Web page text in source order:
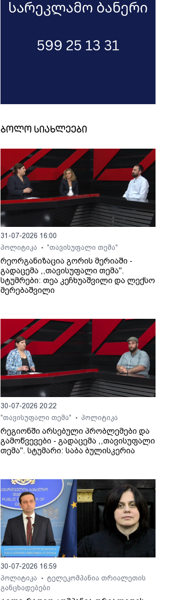
ბოლო სიახლეები
31-07-2026 16:00
პოლიტიკა
• "თავისუფალი თემა"
რეორგანიზაცია გორის მერიაში -
გადაცემა ,,თავისუფალი თემა".
სტუმრები: თეა კეჩხუაშვილი და ლექსო
მერებაშვილი
30-07-2026 20:22
"თავისუფალი თემა"
• პოლიტიკა
რეგიონში არსებული პრობლემები და
გამოწვევები - გადაცემა ,,თავისუფალი
თემა". სტუმარი: საბა ბულისკერია
30-07-2026 16:59
პოლიტიკა
•
ტელეკომპანია თრიალეთის
განცხადებები